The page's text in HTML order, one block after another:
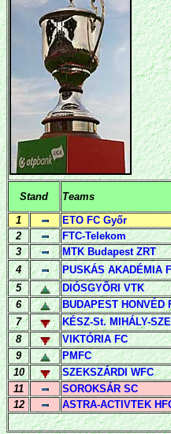
Stand Teams
1
ETO FC Győr
2
FTC-Telekom
3
MTK Budapest ZRT
4
PUSKÁS AKADÉMIA
5
DIÓSGYÕRI VTK
6
BUDAPEST HONVÉD
7
KÉSZ-St. MIHÁLY-
8
VIKTÓRIA FC
9
PMFC
10
SZEKSZÁRDI WFC
11
SOROKSÁR SC
12
ASTRA-ACTIVTEK